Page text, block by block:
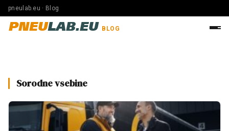
pneulab.eu · Blog
PNEULAB.EU BLOG
Sorodne vsebine